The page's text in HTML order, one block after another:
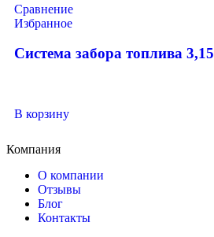
Сравнение
Избранное
Система забора топлива 3,15
В корзину
Компания
О компании
Отзывы
Блог
Контакты